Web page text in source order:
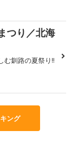
つり／北海
む釧路の夏祭り!!
ング